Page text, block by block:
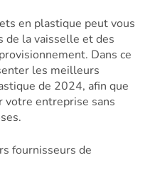
en plastique peut vous
de la vaisselle et des
Dans ce
les meilleurs
de 2024, afin que
votre entreprise sans
fournisseurs de